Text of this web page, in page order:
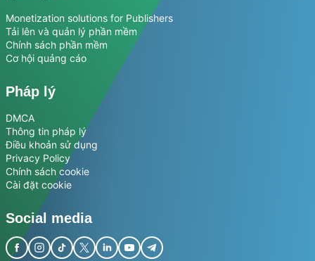
Monetization solutions for Publishers
Tải lên và quản lý phần mềm
Chính sách phần mềm
Cơ hội quảng cáo
Pháp lý
DMCA
Thông tin pháp lý
Điều khoản sử dụng
Privacy Policy
Chính sách cookie
Cài đặt cookie
Social media